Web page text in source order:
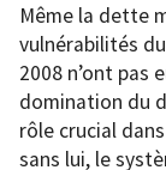
Même la dette
vulnérabilités
2008 n’ont pas
domination du
rôle crucial
sans lui, le